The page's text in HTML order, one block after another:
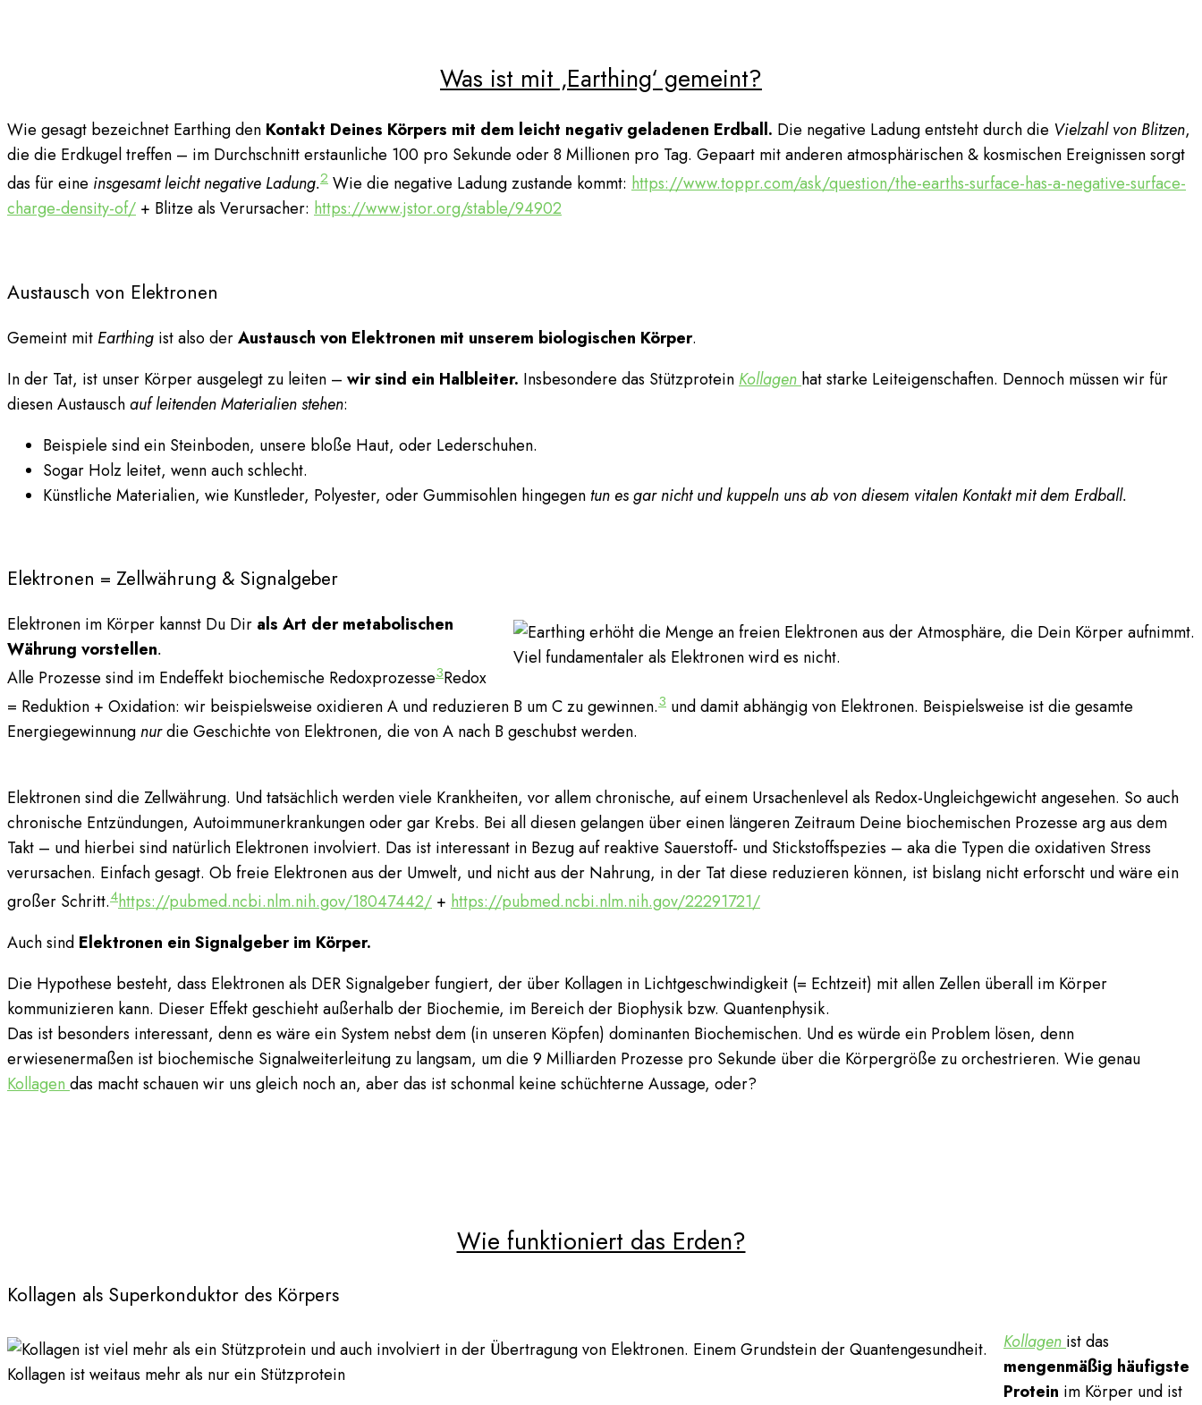
Was ist mit ‚Earthing‘ gemeint?
Wie gesagt bezeichnet Earthing den Kontakt Deines Körpers mit dem leicht negativ geladenen Erdball. Die negative Ladung entsteht durch die Vielzahl von Blitzen,
die die Erdkugel treffen – im Durchschnitt erstaunliche 100 pro Sekunde oder 8 Millionen pro Tag. Gepaart mit anderen atmosphärischen & kosmischen Ereignissen sorgt
das für eine insgesamt leicht negative Ladung.2 Wie die negative Ladung zustande kommt: https://www.toppr.com/ask/question/the-earths-surface-has-a-negative-surface-
charge-density-of/ + Blitze als Verursacher: https://www.jstor.org/stable/94902
Austausch von Elektronen
Gemeint mit Earthing ist also derAustausch von Elektronen mit unserem biologischen Körper.
In der Tat, ist unser Körper ausgelegt zu leiten – wir sind ein Halbleiter. Insbesondere das Stützprotein Kollagen hat starke Leiteigenschaften. Dennoch müssen wir für
diesen Austauschauf leitenden Materialien stehen:
Beispiele sind ein Steinboden, unsere bloße Haut, oder Lederschuhen.
Sogar Holz leitet, wenn auch schlecht.
Künstliche Materialien, wie Kunstleder, Polyester, oder Gummisohlen hingegen tun es gar nicht und kuppeln uns ab von diesem vitalen Kontakt mit dem Erdball.
Elektronen = Zellwährung & Signalgeber
Viel fundamentaler als Elektronen wird es nicht.
Elektronen im Körper kannst Du Dir als Art der metabolischen
Währung vorstellen.
Alle Prozesse sind im Endeffekt biochemische Redoxprozesse3Redox
= Reduktion + Oxidation: wir beispielsweise oxidieren A und reduzieren B um C zu gewinnen.3 und damit abhängig von Elektronen. Beispielsweise ist die gesamte
Energiegewinnungnurdie Geschichte von Elektronen, die von A nach B geschubst werden.
Elektronen sind die Zellwährung. Und tatsächlich werden viele Krankheiten, vor allem chronische, auf einem Ursachenlevel als Redox-Ungleichgewicht angesehen. So auch
chronische Entzündungen, Autoimmunerkrankungen oder gar Krebs. Bei all diesen gelangen über einen längeren Zeitraum Deine biochemischen Prozesse arg aus dem
Takt – und hierbei sind natürlich Elektronen involviert. Das ist interessant in Bezug auf reaktive Sauerstoff- und Stickstoffspezies – aka die Typen die oxidativen Stress
verursachen. Einfach gesagt. Ob freie Elektronen aus der Umwelt, und nicht aus der Nahrung, in der Tat diese reduzieren können, ist bislang nicht erforscht und wäre ein
großer Schritt.4https://pubmed.ncbi.nlm.nih.gov/18047442/ + https://pubmed.ncbi.nlm.nih.gov/22291721/
Auch sind Elektronen ein Signalgeber im Körper.
Die Hypothese besteht, dass Elektronen als DER Signalgeber fungiert, der über Kollagen in Lichtgeschwindigkeit (= Echtzeit) mit allen Zellen überall im Körper
kommunizieren kann. Dieser Effekt geschieht außerhalb der Biochemie, im Bereich der Biophysik bzw. Quantenphysik.
Das ist besonders interessant, denn es wäre ein System nebst dem (in unseren Köpfen) dominanten Biochemischen. Und es würde ein Problem lösen, denn
erwiesenermaßen ist biochemische Signalweiterleitung zu langsam, um die 9 Milliarden Prozesse pro Sekunde über die Körpergröße zu orchestrieren. Wie genau
Kollagen das macht schauen wir uns gleich noch an, aber das ist schonmal keine schüchterne Aussage, oder?
Wie funktioniert das Erden?
Kollagen als Superkonduktor des Körpers
Kollagen ist weitaus mehr als nur ein Stützprotein
Kollagen ist das
mengenmäßig häufigste
Protein im Körper und ist